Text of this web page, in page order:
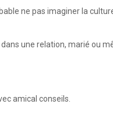
ne pas imaginer la
une relation, marié ou
amical conseils.